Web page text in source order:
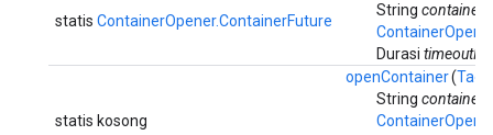
statis ContainerOpener.ContainerFuture
String
Durasi
statis kosong
openContainer(
String